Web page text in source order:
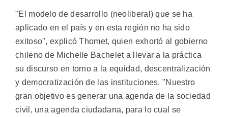
"El modelo de desarrollo (neoliberal) que se ha
aplicado en el país y en esta región no ha sido
exitoso", explicó Thomet, quien exhortó al gobierno
chileno de Michelle Bachelet a llevar a la práctica
su discurso en torno a la equidad, descentralización
y democratización de las instituciones. "Nuestro
gran objetivo es generar una agenda de la sociedad
civil, una agenda ciudadana, para lo cual se